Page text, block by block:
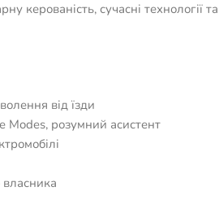
сучасні технології та
від їзди
Modes, розумний асистент
власника